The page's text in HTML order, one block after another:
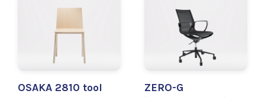
OSAKA 2810 tool
ZERO-G